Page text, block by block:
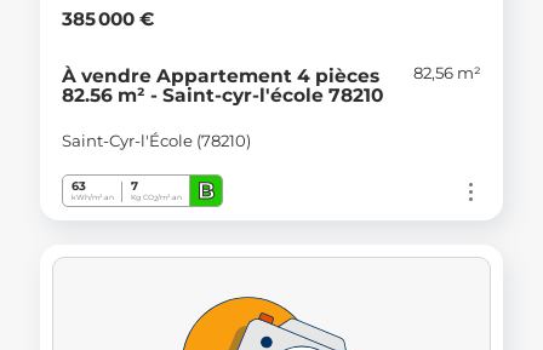
385 000 €
À vendre Appartement 4 pièces
82.56 m² - Saint-cyr-l'école 78210
82,56 m²
Saint-Cyr-l'École (78210)
63
kWh/m².an
7
Kg CO2/m².an B